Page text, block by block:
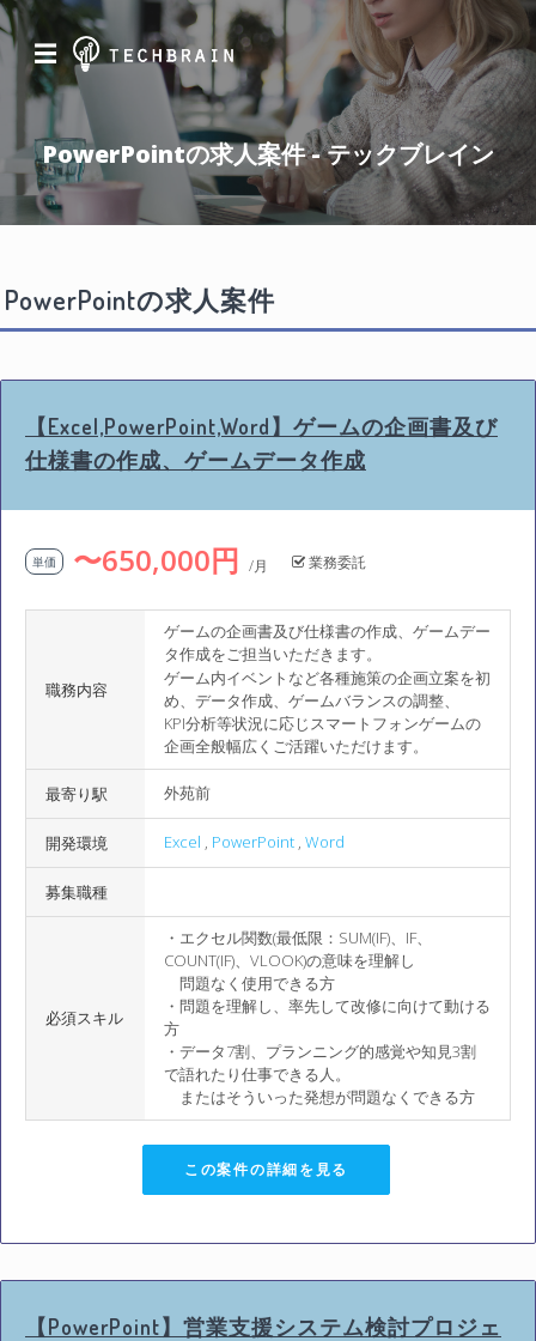
☰
PowerPointの求人案件 - テックブレイン
PowerPointの求人案件
【Excel,PowerPoint,Word】ゲームの企画書及び
仕様書の作成、ゲームデータ作成
単価 〜650,000円 /月 業務委託
職務内容
ゲームの企画書及び仕様書の作成、ゲームデー
タ作成をご担当いただきます。
ゲーム内イベントなど各種施策の企画立案を初
め、データ作成、ゲームバランスの調整、
KPI分析等状況に応じスマートフォンゲームの
企画全般幅広くご活躍いただけます。
最寄り駅 外苑前
開発環境 Excel , PowerPoint , Word
募集職種
必須スキル
・エクセル関数(最低限：SUM(IF)、IF、
COUNT(IF)、VLOOK)の意味を理解し
問題なく使用できる方
・問題を理解し、率先して改修に向けて動ける
方
・データ7割、プランニング的感覚や知見3割
で語れたり仕事できる人。
またはそういった発想が問題なくできる方
この案件の詳細を見る
【PowerPoint】営業支援システム検討プロジェ